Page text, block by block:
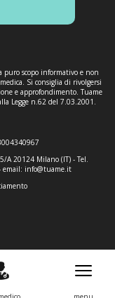
scopo informativo e non
Si consiglia di rivolgersi
e approfondimento. Tuame
Legge n.62 del 7.03.2001.
A 20124 Milano (IT) - Tel.
email: info@tuame.it